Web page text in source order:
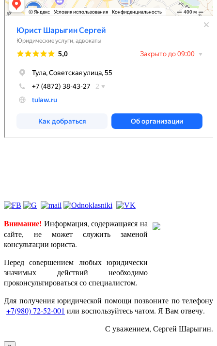
Внимание! Информация, содержащаяся на
сайте, не может служить заменой
консультации юриста.
Перед совершением любых юридически
значимых действий необходимо
проконсультироваться со специалистом.
Для получения юридической помощи позвоните по телефону
+7(980) 72-52-001 или воспользуйтесь чатом. Я Вам отвечу.
С уважением, Сергей Шарыгин.